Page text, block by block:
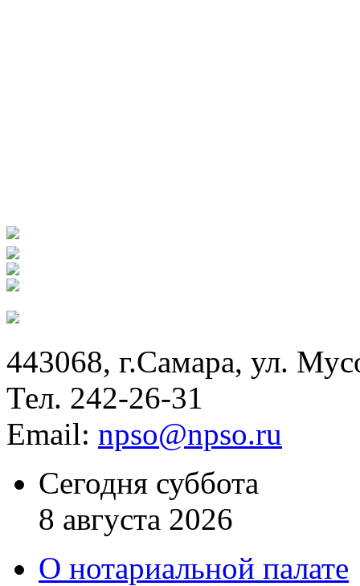
443068, г.Самара, ул.
Тел. 242-26-31
Email: npso@npso.ru
Сегодня суббота
8 августа 2026
О нотариальной палате